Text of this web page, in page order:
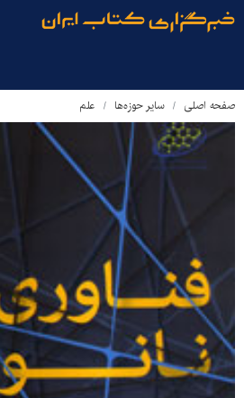
صفحه اصلی سایر حوزه‌ها علم